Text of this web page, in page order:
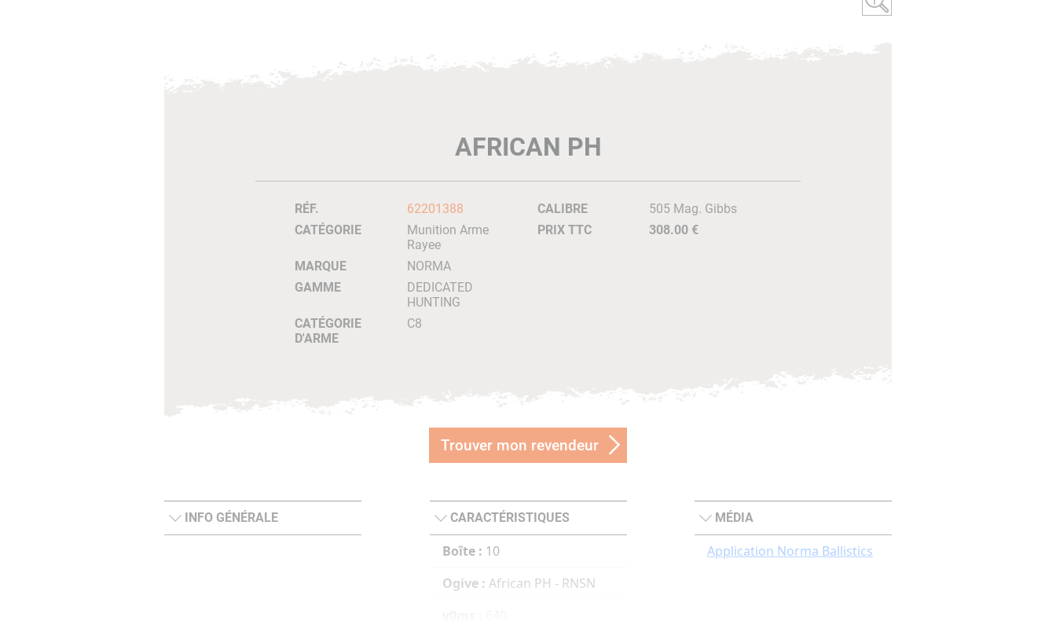
AFRICAN PH
RÉF.
62201388
CATÉGORIE
Munition Arme
Rayee
MARQUE
NORMA
GAMME
DEDICATED
HUNTING
CATÉGORIE
D'ARME
C8
CALIBRE
505 Mag. Gibbs
PRIX TTC
308.00 €
Trouver mon revendeur
INFO GÉNÉRALE CARACTÉRISTIQUES
Boîte : 10
Ogive : African PH - RNSN
MÉDIA
Application Norma Ballistics